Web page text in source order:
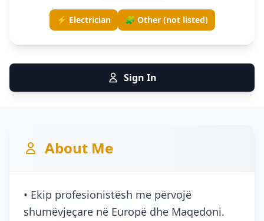
⚡ Electrician 🧩 Other (not listed)
Sign In
About Me
• Ekip profesionistësh me përvojë
shumëvjeçare në Europë dhe Maqedoni.